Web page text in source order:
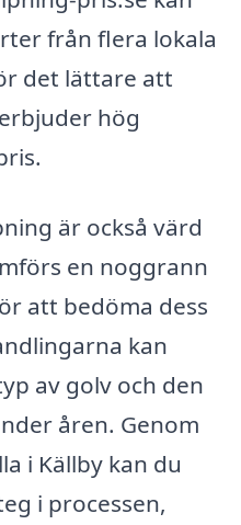
från flera lokala
det lättare att
hög
är också värd
en noggrann
att bedöma dess
kan
av golv och den
åren. Genom
i Källby kan du
i processen,